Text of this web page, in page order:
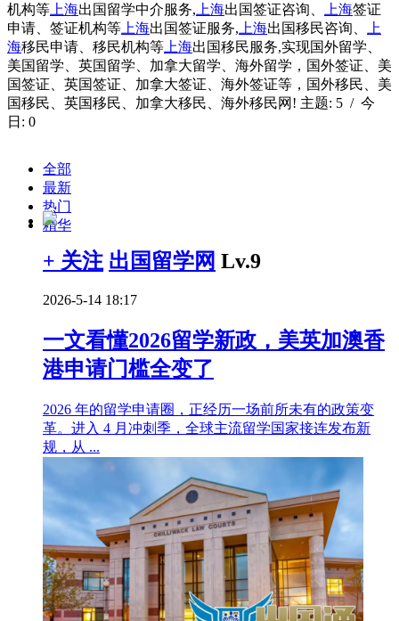
机构等 上海出国留学中介服务, 上海出国签证咨询、 上海签证
申请、签证机构等 上海出国签证服务, 上海出国移民咨询、
上
海移民申请、移民机构等 上海出国移民服务,实现国外留学、
美国留学、英国留学、加拿大留学、海外留学，国外签证、美
国签证、英国签证、加拿大签证、海外签证等，国外移民、美
国移民、英国移民、加拿大移民、海外移民网! 主题: 5 / 今
日: 0
全部
最新
热门
精华
+ 关注 出国留学网 Lv.9
2026-5-14 18:17
一文看懂2026留学新政，美英加澳香
港申请门槛全变了
2026 年的留学申请圈，正经历一场前所未有的政策变
革。进入 4 月冲刺季，全球主流留学国家接连发布新
规，从 ...